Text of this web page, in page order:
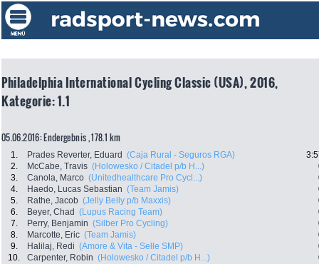
Philadelphia International Cycling Classic (USA), 2016,
Kategorie: 1.1
05.06.2016: Endergebnis , 178.1 km
1. Prades Reverter, Eduard (Caja Rural - Seguros RGA)
2.
McCabe, Travis (Holowesko / Citadel p/b H...)
3.
Canola, Marco (Unitedhealthcare Pro Cycl...)
4.
Haedo, Lucas Sebastian (Team Jamis)
5.
Rathe, Jacob (Jelly Belly p/b Maxxis)
6.
Beyer, Chad (Lupus Racing Team)
7.
Perry, Benjamin (Silber Pro Cycling)
8.
Marcotte, Eric (Team Jamis)
9.
Halilaj, Redi (Amore & Vita - Selle SMP)
10.
Carpenter, Robin (Holowesko / Citadel p/b H...)